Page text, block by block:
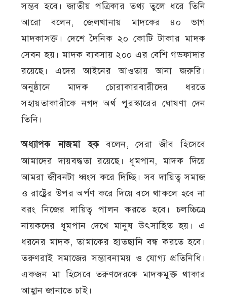
সম্ভব হবে। জাতীয় পত্রিকার তথ্য তুলে ধরে তিনি
আরো বলেন, জেলখানায় মাদকের ৪০ ভাগ
মাদকাসক্ত। দেশে দৈনিক ২০ কোটি টাকার মাদক
সেবন হয়। মাদক ব্যবসায় ২০০ এর বেশি গডফাদার
রয়েছে। এদের আইনের আওতায় আনা জরুরি।
অনুষ্ঠানে মাদক চোরাকারবারীদের ধরতে
সহায়তাকারীকে নগদ অর্থ পুরস্কারের ঘোষণা দেন
তিনি।
অধ্যাপক নাজমা হকবলেন, সেরা জীব হিসেবে
আমাদের দায়বদ্ধতা রয়েছে। ধূমপান, মাদক দিয়ে
আমরা জীবনটা ধ্বংস করে দিচ্ছি। সব দায়িত্ব সমাজ
ও রাষ্ট্রের উপর অর্পণ করে দিয়ে বসে থাকলে হবে না
বরং নিজের দায়িত্ব পালন করতে হবে। চলচ্চিত্রে
নায়কদের ধূমপান দেখে মানুষ উৎসাহিত হয়। এ
ধরনের মাদক, তামাকের হাতছানি বন্ধ করতে হবে।
তরুণরাই সমাজের সম্ভাবনাময় ও যোগ্য প্রতিনিধি।
একজন মা হিসেবে তরুণদেরকে মাদকমুক্ত থাকার
আহ্বান জানাতে চাই।